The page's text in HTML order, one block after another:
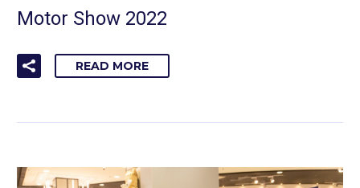
Motor Show 2022
READ MORE